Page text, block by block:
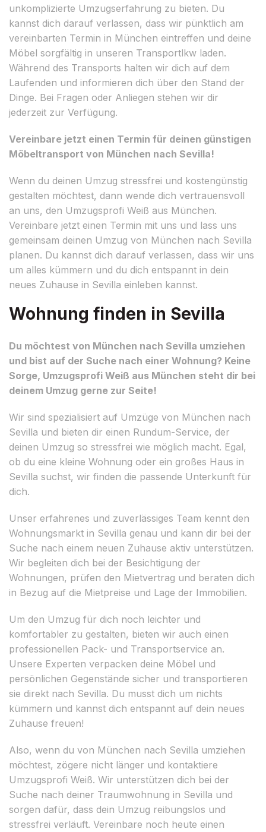
unkomplizierte Umzugserfahrung zu bieten. Du
kannst dich darauf verlassen, dass wir pünktlich am
vereinbarten Termin in München eintreffen und deine
Möbel sorgfältig in unseren Transportlkw laden.
Während des Transports halten wir dich auf dem
Laufenden und informieren dich über den Stand der
Dinge. Bei Fragen oder Anliegen stehen wir dir
jederzeit zur Verfügung.
Vereinbare jetzt einen Termin für deinen günstigen
Möbeltransport von München nach Sevilla!
Wenn du deinen Umzug stressfrei und kostengünstig
gestalten möchtest, dann wende dich vertrauensvoll
an uns, den Umzugsprofi Weiß aus München.
Vereinbare jetzt einen Termin mit uns und lass uns
gemeinsam deinen Umzug von München nach Sevilla
planen. Du kannst dich darauf verlassen, dass wir uns
um alles kümmern und du dich entspannt in dein
neues Zuhause in Sevilla einleben kannst.
Wohnung finden in Sevilla
Du möchtest von München nach Sevilla umziehen
und bist auf der Suche nach einer Wohnung? Keine
Sorge, Umzugsprofi Weiß aus München steht dir bei
deinem Umzug gerne zur Seite!
Wir sind spezialisiert auf Umzüge von München nach
Sevilla und bieten dir einen Rundum-Service, der
deinen Umzug so stressfrei wie möglich macht. Egal,
ob du eine kleine Wohnung oder ein großes Haus in
Sevilla suchst, wir finden die passende Unterkunft für
dich.
Unser erfahrenes und zuverlässiges Team kennt den
Wohnungsmarkt in Sevilla genau und kann dir bei der
Suche nach einem neuen Zuhause aktiv unterstützen.
Wir begleiten dich bei der Besichtigung der
Wohnungen, prüfen den Mietvertrag und beraten dich
in Bezug auf die Mietpreise und Lage der Immobilien.
Um den Umzug für dich noch leichter und
komfortabler zu gestalten, bieten wir auch einen
professionellen Pack- und Transportservice an.
Unsere Experten verpacken deine Möbel und
persönlichen Gegenstände sicher und transportieren
sie direkt nach Sevilla. Du musst dich um nichts
kümmern und kannst dich entspannt auf dein neues
Zuhause freuen!
Also, wenn du von München nach Sevilla umziehen
möchtest, zögere nicht länger und kontaktiere
Umzugsprofi Weiß. Wir unterstützen dich bei der
Suche nach deiner Traumwohnung in Sevilla und
sorgen dafür, dass dein Umzug reibungslos und
stressfrei verläuft. Vereinbare noch heute einen